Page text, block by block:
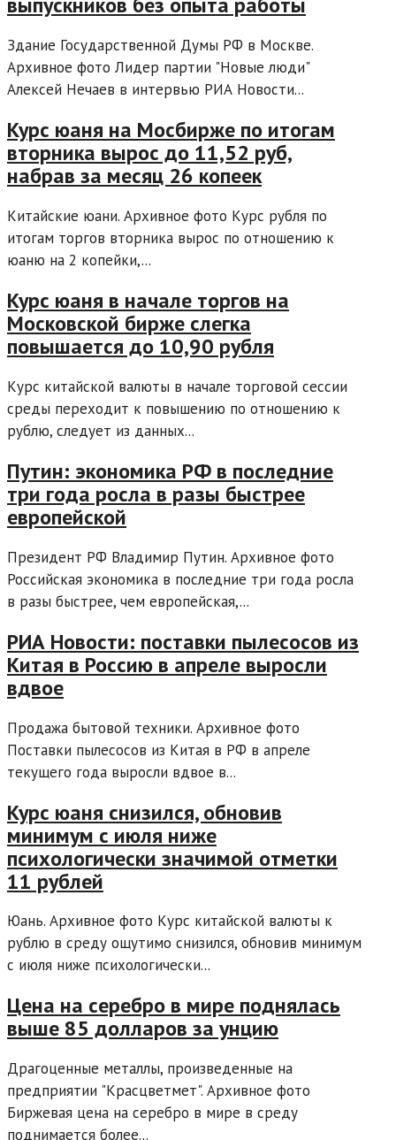
Здание Государственной Думы РФ в Москве.
Архивное фото Лидер партии "Новые люди"
Алексей Нечаев в интервью РИА Новости...
Курс юаня на Мосбирже по итогам
вторника вырос до 11,52 руб,
набрав за месяц 26 копеек
Китайские юани. Архивное фото Курс рубля по
итогам торгов вторника вырос по отношению к
юаню на 2 копейки,...
Курс юаня в начале торгов на
Московской бирже слегка
повышается до 10,90 рубля
Курс китайской валюты в начале торговой сессии
среды переходит к повышению по отношению к
рублю, следует из данных...
Путин: экономика РФ в последние
три года росла в разы быстрее
европейской
Президент РФ Владимир Путин. Архивное фото
Российская экономика в последние три года росла
в разы быстрее, чем европейская,...
РИА Новости: поставки пылесосов из
Китая в Россию в апреле выросли
вдвое
Продажа бытовой техники. Архивное фото
Поставки пылесосов из Китая в РФ в апреле
текущего года выросли вдвое в...
Курс юаня снизился, обновив
минимум с июля ниже
психологически значимой отметки
11 рублей
Юань. Архивное фото Курс китайской валюты к
рублю в среду ощутимо снизился, обновив минимум
с июля ниже психологически...
Цена на серебро в мире поднялась
выше 85 долларов за унцию
Драгоценные металлы, произведенные на
предприятии "Красцветмет". Архивное фото
Биржевая цена на серебро в мире в среду
поднимается более...